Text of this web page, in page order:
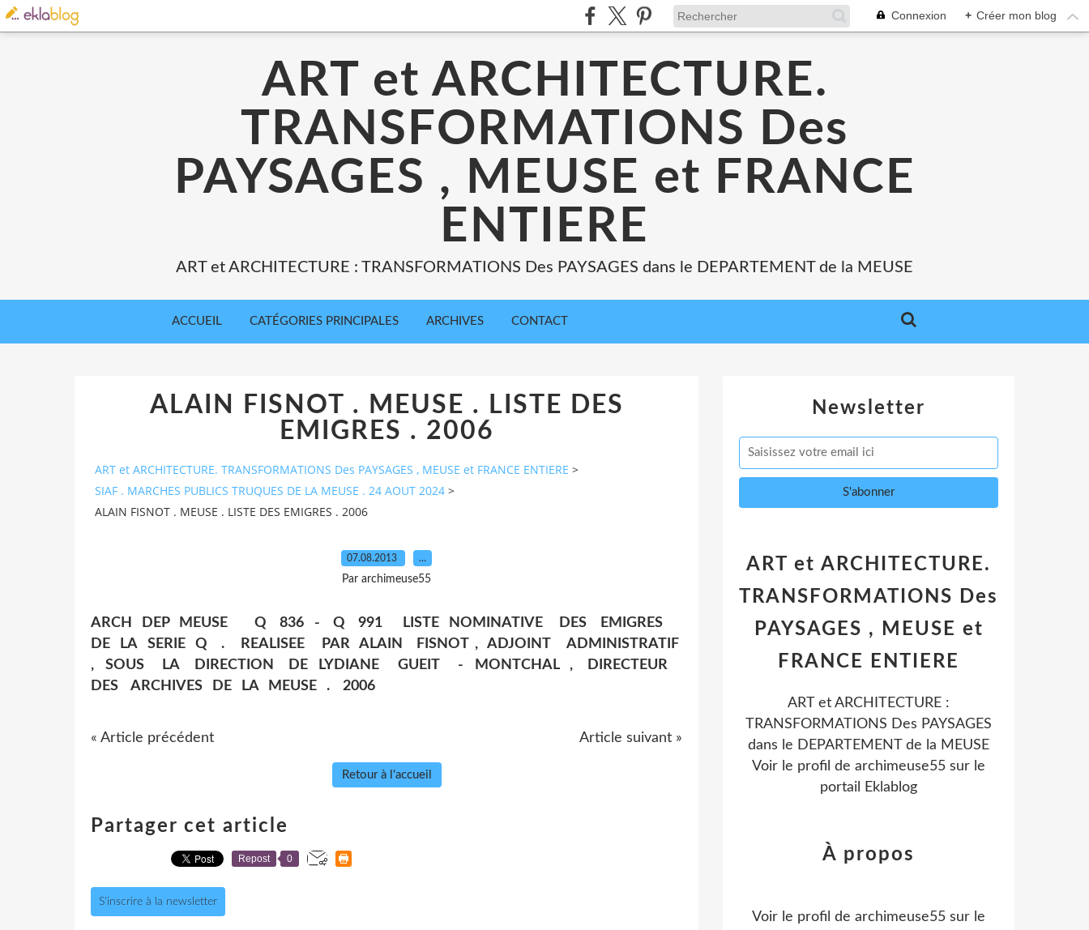
Connexion + Créer mon blog
ART et ARCHITECTURE.
TRANSFORMATIONS Des
PAYSAGES , MEUSE et FRANCE
ENTIERE
ART et ARCHITECTURE : TRANSFORMATIONS Des PAYSAGES dans le DEPARTEMENT de la MEUSE
ACCUEIL CATÉGORIES PRINCIPALES ARCHIVES CONTACT
ALAIN FISNOT . MEUSE . LISTE DES
EMIGRES . 2006
ART et ARCHITECTURE. TRANSFORMATIONS Des PAYSAGES , MEUSE et FRANCE ENTIERE >
SIAF . MARCHES PUBLICS TRUQUES DE LA MEUSE . 24 AOUT 2024 >
ALAIN FISNOT . MEUSE . LISTE DES EMIGRES . 2006
07.08.2013 …
Par archimeuse55
ARCH DEP MEUSE Q 836 - Q 991 LISTE NOMINATIVE DES EMIGRES
DE LA SERIE Q . REALISEE PAR ALAIN FISNOT , ADJOINT ADMINISTRATIF
, SOUS LA DIRECTION DE LYDIANE GUEIT - MONTCHAL , DIRECTEUR
DES ARCHIVES DE LA MEUSE . 2006
« Article précédent Article suivant »
Retour à l'accueil
Partager cet article
Repost 0
S'inscrire à la newsletter
Newsletter
ART et ARCHITECTURE.
TRANSFORMATIONS Des
PAYSAGES , MEUSE et
FRANCE ENTIERE
ART et ARCHITECTURE :
TRANSFORMATIONS Des PAYSAGES
dans le DEPARTEMENT de la MEUSE
Voir le profil de archimeuse55 sur le
portail Eklablog
À propos
Voir le profil de archimeuse55 sur le